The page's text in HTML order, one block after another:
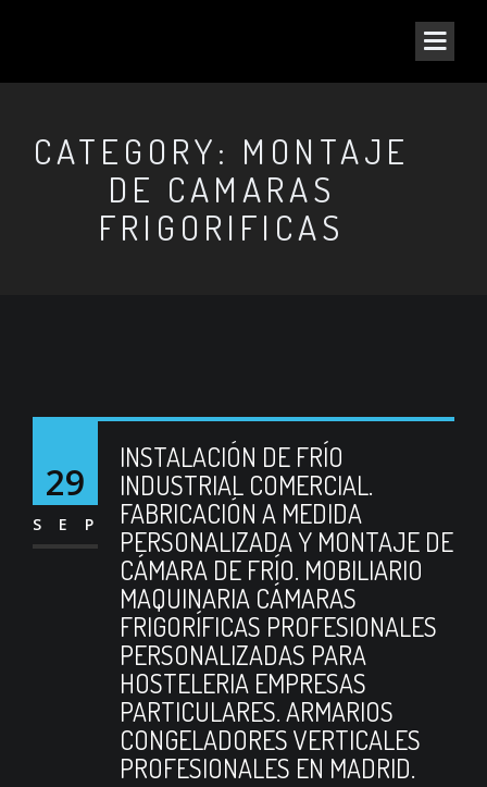
CATEGORY: MONTAJE
DE CAMARAS
FRIGORIFICAS
29
SEP
INSTALACIÓN DE FRÍO
INDUSTRIAL COMERCIAL.
FABRICACIÓN A MEDIDA
PERSONALIZADA Y MONTAJE DE
CÁMARA DE FRÍO. MOBILIARIO
MAQUINARIA CÁMARAS
FRIGORÍFICAS PROFESIONALES
PERSONALIZADAS PARA
HOSTELERIA EMPRESAS
PARTICULARES. ARMARIOS
CONGELADORES VERTICALES
PROFESIONALES EN MADRID.